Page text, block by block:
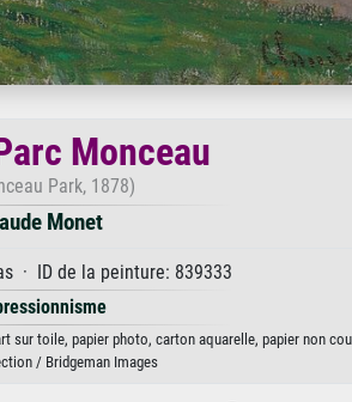
Monceau
Park, 1878)
Monet
· ID de la peinture: 839333
sur toile, papier photo, carton aquarelle, papier non
/ Bridgeman Images